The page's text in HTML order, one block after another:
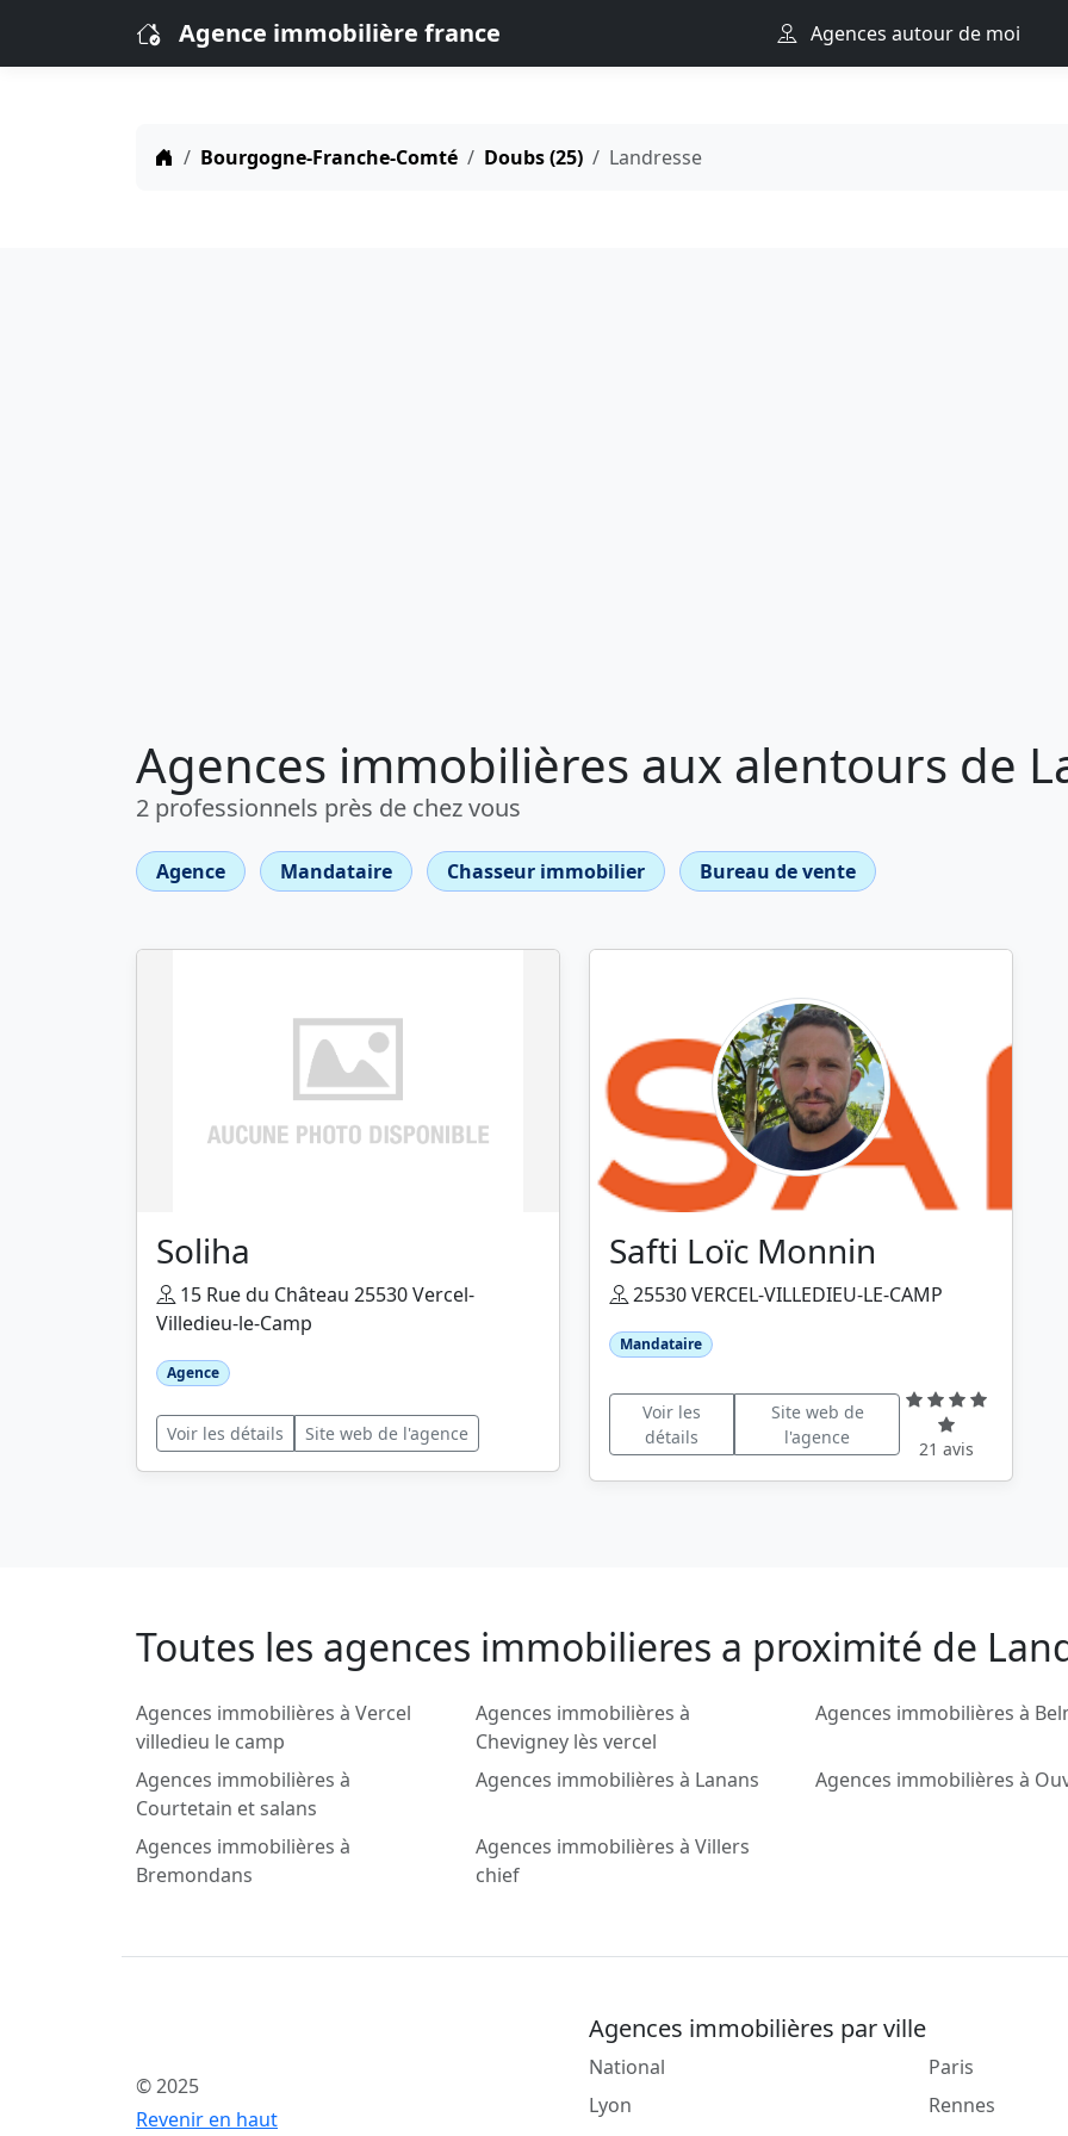
Agence immobilière france Agences autour de moi
Bourgogne-Franche-Comté Doubs (25) Landresse
Agences immobilières aux alentours de
2 professionnels près de chez vous
Agence Mandataire Chasseur immobilier Bureau de vente
Soliha
15 Rue du Château 25530 Vercel-
Villedieu-le-Camp
Agence
Voir les détails Site web de l'agence
Safti Loïc Monnin
25530 VERCEL-VILLEDIEU-LE-CAMP
Mandataire
Voir les
détails
Site web de
l'agence
21 avis
Toutes les agences immobilieres a proximité de
Agences immobilières à Vercel
villedieu le camp
Agences immobilières à
Chevigney lès vercel
Agences immobilières à
Agences immobilières à
Courtetain et salans
Agences immobilières à Lanans Agences immobilières à
Agences immobilières à
Bremondans
Agences immobilières à Villers
chief
© 2025
Revenir en haut
Agences immobilières par ville
National
Lyon
Paris
Rennes